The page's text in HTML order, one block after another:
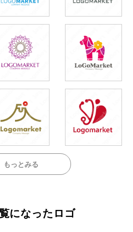
もっとみる
になったロゴ